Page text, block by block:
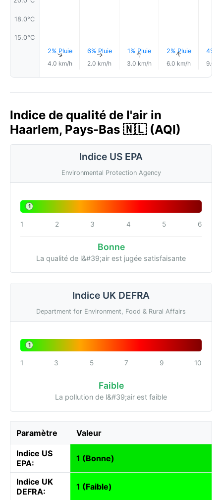
18.0°C
15.0°C
2% Pluie
↑
4.0 km/h
6% Pluie
↑
2.0 km/h
1% Pluie
↑
3.0 km/h
2% Pluie
↑
6.0 km/h
4%
9.0
Indice de qualité de l'air in
Haarlem, Pays-Bas 🇳🇱 (AQI)
Indice US EPA
Environmental Protection Agency
1
1 2 3 4 5 6
Bonne
La qualité de l&#39;air est jugée satisfaisante
Indice UK DEFRA
Department for Environment, Food & Rural Affairs
1
1 3 5 7 9 10
Faible
La pollution de l&#39;air est faible
Paramètre Valeur
Indice US
EPA:
1 (Bonne)
Indice UK
DEFRA:
1 (Faible)